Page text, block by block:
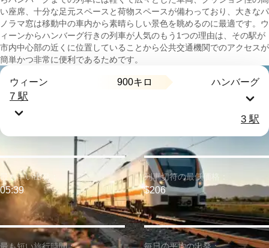
い座席、十分な足元スペースと荷物スペースが備わっており、大きなパ
ノラマ窓は移動中の車内から素晴らしい景色を眺めるのに最適です。ウ
ィーンからハンバーグ行きの列車が人気のもう1つの理由は、その駅が
市内中心部の近くに位置していることから公共交通機関でのアクセスが
簡単かつ非常に便利であるためです。
ウィーン 900キロ ハンバーグ
7 駅
3 駅
最も早い出発：
05:39
列車切符の最低価格：
$206